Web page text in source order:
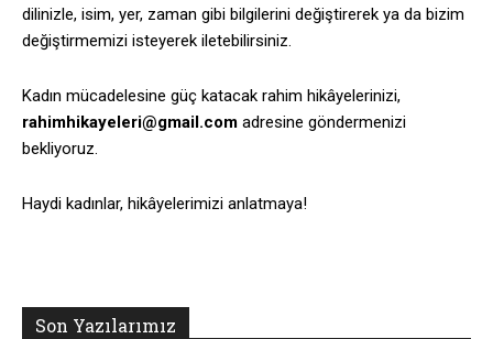
dilinizle, isim, yer, zaman gibi bilgilerini değiştirerek ya da bizim
değiştirmemizi isteyerek iletebilirsiniz.
Kadın mücadelesine güç katacak rahim hikâyelerinizi,
rahimhikayeleri@gmail.com adresine göndermenizi
bekliyoruz.
Haydi kadınlar, hikâyelerimizi anlatmaya!
Son Yazılarımız